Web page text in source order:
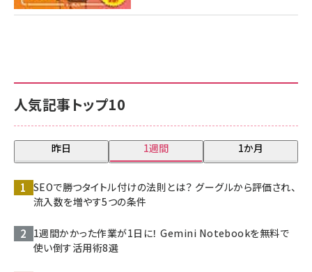
人気記事トップ10
昨日 1週間 1か月
SEOで勝つタイトル付けの法則とは？ グーグルから評価され、
流入数を増やす5つの条件
1週間かかった作業が1日に！ Gemini Notebookを無料で
使い倒す活用術8選